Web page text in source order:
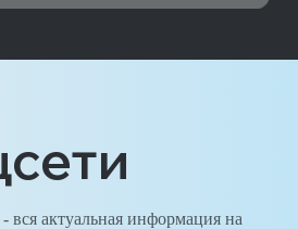
актуальная информация на